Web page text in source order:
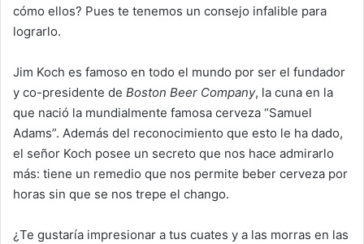
cómo ellos? Pues te tenemos un consejo infalible para
lograrlo.
Jim Koch es famoso en todo el mundo por ser el fundador
y co-presidente de Boston Beer Company, la cuna en la
que nació la mundialmente famosa cerveza “Samuel
Adams”. Además del reconocimiento que esto le ha dado,
el señor Koch posee un secreto que nos hace admirarlo
más: tiene un remedio que nos permite beber cerveza por
horas sin que se nos trepe el chango.
¿Te gustaría impresionar a tus cuates y a las morras en las